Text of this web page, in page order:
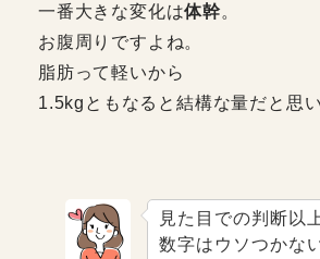
一番大きな変化は体幹。
お腹周りですよね。
脂肪って軽いから
1.5kgともなると結構な量だと思い
見た目での判断以
数字はウソつかな